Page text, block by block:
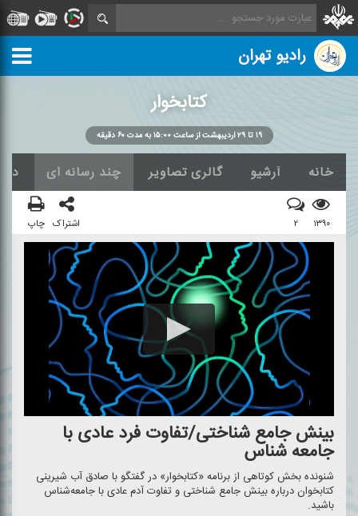
رادیو تهران
كتابخوار
۱۹ تا ۲۹ اردیبهشت از ساعت ۱۵:۰۰ به مدت ۶۰ دقیقه
خانه آرشیو گالری تصاویر چند رسانه ای
۱۳۹۰ ۲ اشتراک چاپ
بینش جامع شناختی/تفاوت فرد عادی با
جامعه شناس
شنونده بخش كوتاهی از برنامه «كتابخوار» در گفتگو با صادق آب شیرینی
كتابخوان درباره بینش جامع شناختی و تفاوت آدم عادی با جامعه‌شناس
باشید.